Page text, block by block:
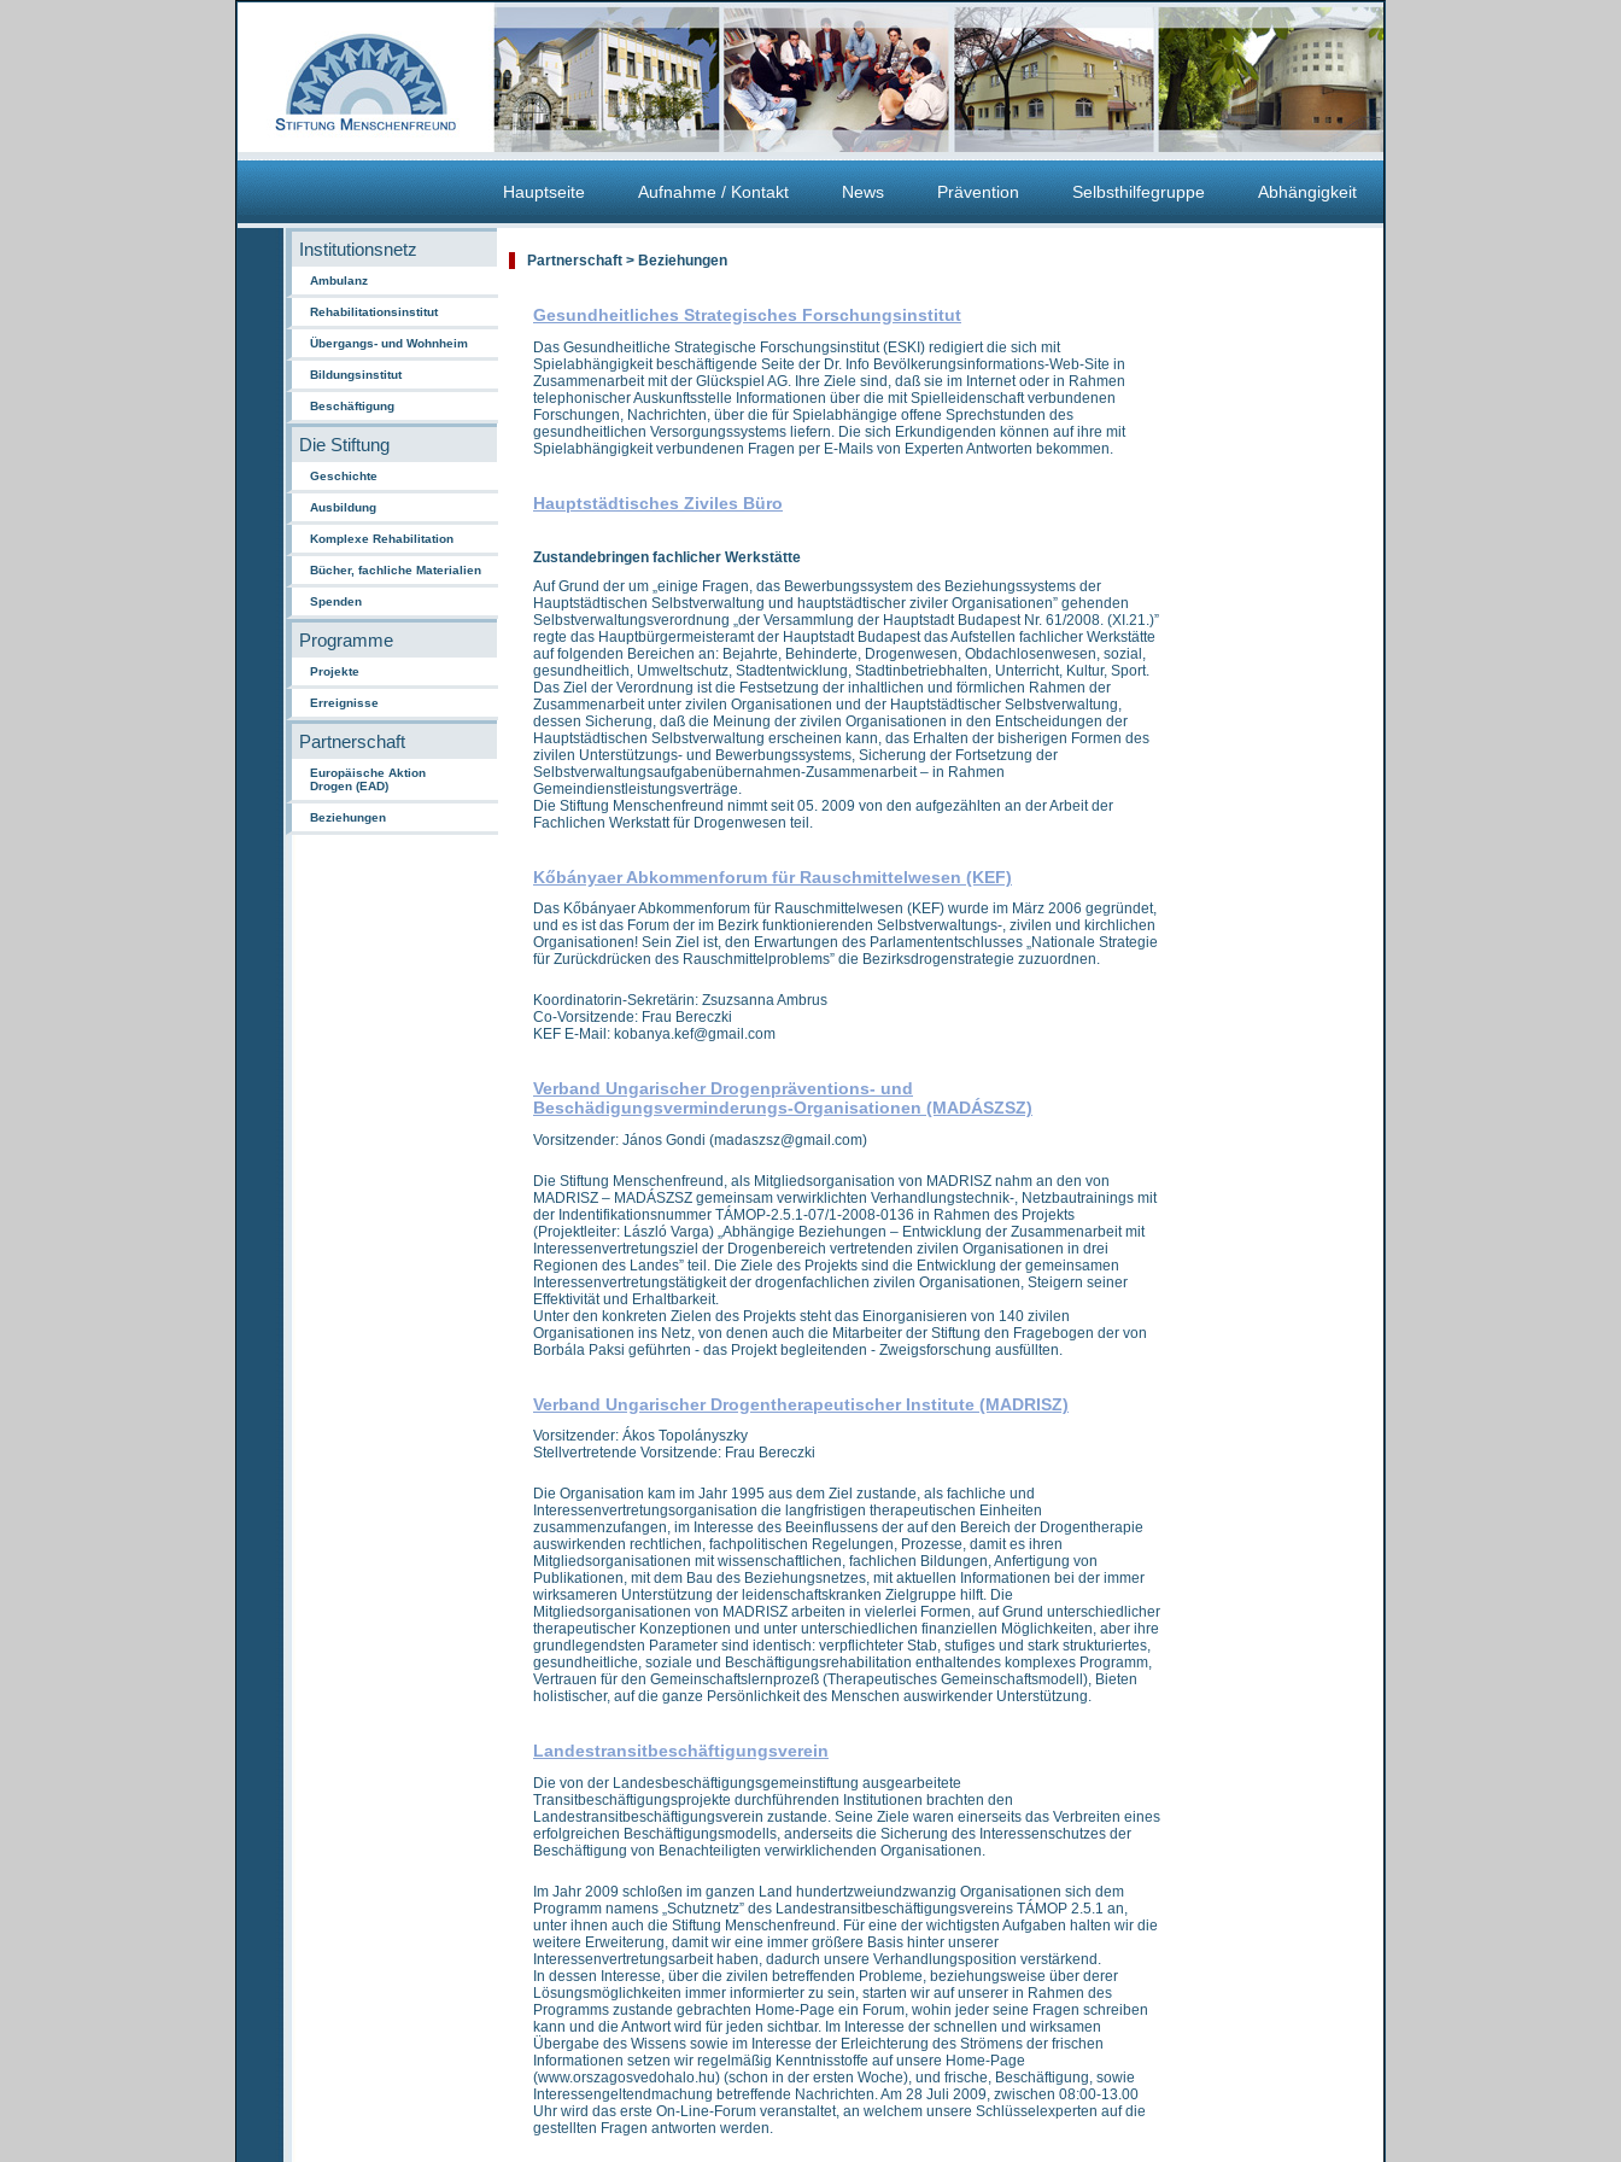
Hauptseite Aufnahme / Kontakt News Prävention Selbsthilfegruppe Abhängigkeit
Institutionsnetz
Ambulanz
Rehabilitationsinstitut
Übergangs- und Wohnheim
Bildungsinstitut
Beschäftigung
Die Stiftung
Geschichte
Ausbildung
Komplexe Rehabilitation
Bücher, fachliche Materialien
Spenden
Programme
Projekte
Erreignisse
Partnerschaft
Europäische Aktion
Drogen (EAD)
Beziehungen
Partnerschaft > Beziehungen
Gesundheitliches Strategisches Forschungsinstitut
Das Gesundheitliche Strategische Forschungsinstitut (ESKI) redigiert die sich mit
Spielabhängigkeit beschäftigende Seite der Dr. Info Bevölkerungsinformations-Web-Site in
Zusammenarbeit mit der Glückspiel AG. Ihre Ziele sind, daß sie im Internet oder in Rahmen
telephonischer Auskunftsstelle Informationen über die mit Spielleidenschaft verbundenen
Forschungen, Nachrichten, über die für Spielabhängige offene Sprechstunden des
gesundheitlichen Versorgungssystems liefern. Die sich Erkundigenden können auf ihre mit
Spielabhängigkeit verbundenen Fragen per E-Mails von Experten Antworten bekommen.
Hauptstädtisches Ziviles Büro
Zustandebringen fachlicher Werkstätte
Auf Grund der um „einige Fragen, das Bewerbungssystem des Beziehungssystems der
Hauptstädtischen Selbstverwaltung und hauptstädtischer ziviler Organisationen” gehenden
Selbstverwaltungsverordnung „der Versammlung der Hauptstadt Budapest Nr. 61/2008. (XI.21.)”
regte das Hauptbürgermeisteramt der Hauptstadt Budapest das Aufstellen fachlicher Werkstätte
auf folgenden Bereichen an: Bejahrte, Behinderte, Drogenwesen, Obdachlosenwesen, sozial,
gesundheitlich, Umweltschutz, Stadtentwicklung, Stadtinbetriebhalten, Unterricht, Kultur, Sport.
Das Ziel der Verordnung ist die Festsetzung der inhaltlichen und förmlichen Rahmen der
Zusammenarbeit unter zivilen Organisationen und der Hauptstädtischer Selbstverwaltung,
dessen Sicherung, daß die Meinung der zivilen Organisationen in den Entscheidungen der
Hauptstädtischen Selbstverwaltung erscheinen kann, das Erhalten der bisherigen Formen des
zivilen Unterstützungs- und Bewerbungssystems, Sicherung der Fortsetzung der
Selbstverwaltungsaufgabenübernahmen-Zusammenarbeit – in Rahmen
Gemeindienstleistungsverträge.
Die Stiftung Menschenfreund nimmt seit 05. 2009 von den aufgezählten an der Arbeit der
Fachlichen Werkstatt für Drogenwesen teil.
Kőbányaer Abkommenforum für Rauschmittelwesen (KEF)
Das Kőbányaer Abkommenforum für Rauschmittelwesen (KEF) wurde im März 2006 gegründet,
und es ist das Forum der im Bezirk funktionierenden Selbstverwaltungs-, zivilen und kirchlichen
Organisationen! Sein Ziel ist, den Erwartungen des Parlamententschlusses „Nationale Strategie
für Zurückdrücken des Rauschmittelproblems” die Bezirksdrogenstrategie zuzuordnen.
Koordinatorin-Sekretärin: Zsuzsanna Ambrus
Co-Vorsitzende: Frau Bereczki
KEF E-Mail: kobanya.kef@gmail.com
Verband Ungarischer Drogenpräventions- und
Beschädigungsverminderungs-Organisationen (MADÁSZSZ)
Vorsitzender: János Gondi (madaszsz@gmail.com)
Die Stiftung Menschenfreund, als Mitgliedsorganisation von MADRISZ nahm an den von
MADRISZ – MADÁSZSZ gemeinsam verwirklichten Verhandlungstechnik-, Netzbautrainings mit
der Indentifikationsnummer TÁMOP-2.5.1-07/1-2008-0136 in Rahmen des Projekts
(Projektleiter: László Varga) „Abhängige Beziehungen – Entwicklung der Zusammenarbeit mit
Interessenvertretungsziel der Drogenbereich vertretenden zivilen Organisationen in drei
Regionen des Landes” teil. Die Ziele des Projekts sind die Entwicklung der gemeinsamen
Interessenvertretungstätigkeit der drogenfachlichen zivilen Organisationen, Steigern seiner
Effektivität und Erhaltbarkeit.
Unter den konkreten Zielen des Projekts steht das Einorganisieren von 140 zivilen
Organisationen ins Netz, von denen auch die Mitarbeiter der Stiftung den Fragebogen der von
Borbála Paksi geführten - das Projekt begleitenden - Zweigsforschung ausfüllten.
Verband Ungarischer Drogentherapeutischer Institute (MADRISZ)
Vorsitzender: Ákos Topolányszky
Stellvertretende Vorsitzende: Frau Bereczki
Die Organisation kam im Jahr 1995 aus dem Ziel zustande, als fachliche und
Interessenvertretungsorganisation die langfristigen therapeutischen Einheiten
zusammenzufangen, im Interesse des Beeinflussens der auf den Bereich der Drogentherapie
auswirkenden rechtlichen, fachpolitischen Regelungen, Prozesse, damit es ihren
Mitgliedsorganisationen mit wissenschaftlichen, fachlichen Bildungen, Anfertigung von
Publikationen, mit dem Bau des Beziehungsnetzes, mit aktuellen Informationen bei der immer
wirksameren Unterstützung der leidenschaftskranken Zielgruppe hilft. Die
Mitgliedsorganisationen von MADRISZ arbeiten in vielerlei Formen, auf Grund unterschiedlicher
therapeutischer Konzeptionen und unter unterschiedlichen finanziellen Möglichkeiten, aber ihre
grundlegendsten Parameter sind identisch: verpflichteter Stab, stufiges und stark strukturiertes,
gesundheitliche, soziale und Beschäftigungsrehabilitation enthaltendes komplexes Programm,
Vertrauen für den Gemeinschaftslernprozeß (Therapeutisches Gemeinschaftsmodell), Bieten
holistischer, auf die ganze Persönlichkeit des Menschen auswirkender Unterstützung.
Landestransitbeschäftigungsverein
Die von der Landesbeschäftigungsgemeinstiftung ausgearbeitete
Transitbeschäftigungsprojekte durchführenden Institutionen brachten den
Landestransitbeschäftigungsverein zustande. Seine Ziele waren einerseits das Verbreiten eines
erfolgreichen Beschäftigungsmodells, anderseits die Sicherung des Interessenschutzes der
Beschäftigung von Benachteiligten verwirklichenden Organisationen.
Im Jahr 2009 schloßen im ganzen Land hundertzweiundzwanzig Organisationen sich dem
Programm namens „Schutznetz” des Landestransitbeschäftigungsvereins TÁMOP 2.5.1 an,
unter ihnen auch die Stiftung Menschenfreund. Für eine der wichtigsten Aufgaben halten wir die
weitere Erweiterung, damit wir eine immer größere Basis hinter unserer
Interessenvertretungsarbeit haben, dadurch unsere Verhandlungsposition verstärkend.
In dessen Interesse, über die zivilen betreffenden Probleme, beziehungsweise über derer
Lösungsmöglichkeiten immer informierter zu sein, starten wir auf unserer in Rahmen des
Programms zustande gebrachten Home-Page ein Forum, wohin jeder seine Fragen schreiben
kann und die Antwort wird für jeden sichtbar. Im Interesse der schnellen und wirksamen
Übergabe des Wissens sowie im Interesse der Erleichterung des Strömens der frischen
Informationen setzen wir regelmäßig Kenntnisstoffe auf unsere Home-Page
(www.orszagosvedohalo.hu) (schon in der ersten Woche), und frische, Beschäftigung, sowie
Interessengeltendmachung betreffende Nachrichten. Am 28 Juli 2009, zwischen 08:00-13.00
Uhr wird das erste On-Line-Forum veranstaltet, an welchem unsere Schlüsselexperten auf die
gestellten Fragen antworten werden.